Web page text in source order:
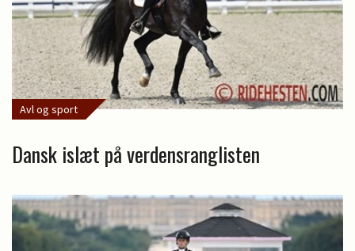
Avl og sport
Dansk islæt på verdensranglisten